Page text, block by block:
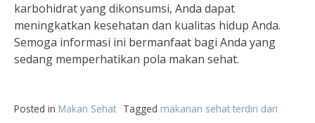
karbohidrat yang dikonsumsi, Anda dapat
meningkatkan kesehatan dan kualitas hidup Anda.
Semoga informasi ini bermanfaat bagi Anda yang
sedang memperhatikan pola makan sehat.
Posted in Makan Sehat Tagged makanan sehat terdiri dari